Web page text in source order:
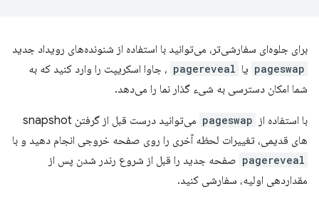
برای جلوه‌ای سفارشی‌تر، می‌توانید با استفاده از شنونده‌های رویداد جدید
pageswap یا pagereveal ، جاوا اسکریپت را وارد کنید که به
شما امکان دسترسی به شیء گذار نما را می‌دهد.
با استفاده از pageswap
می‌توانید درست قبل از گرفتن snapshot
های قدیمی، تغییرات لحظه آخری را روی صفحه خروجی انجام دهید و با
pagereveal صفحه جدید را قبل از شروع رندر شدن پس از
مقداردهی اولیه، سفارشی کنید.